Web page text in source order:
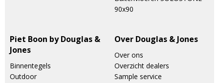
90x90
Piet Boon by Douglas &
Jones
Binnentegels
Outdoor
Over Douglas & Jones
Over ons
Overzicht dealers
Sample service